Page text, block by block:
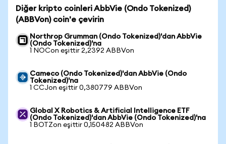
Diğer kripto coinleri AbbVie (Ondo Tokenized)
(ABBVon) coin'e çevirin
Northrop Grumman (Ondo Tokenized)'dan AbbVie
(Ondo Tokenized)'na
1 NOCon eşittir 2,2392 ABBVon
Cameco (Ondo Tokenized)'dan AbbVie (Ondo
Tokenized)'na
1 CCJon eşittir 0,380779 ABBVon
Global X Robotics & Artificial Intelligence ETF
(Ondo Tokenized)'dan AbbVie (Ondo Tokenized)'na
1 BOTZon eşittir 0,150482 ABBVon